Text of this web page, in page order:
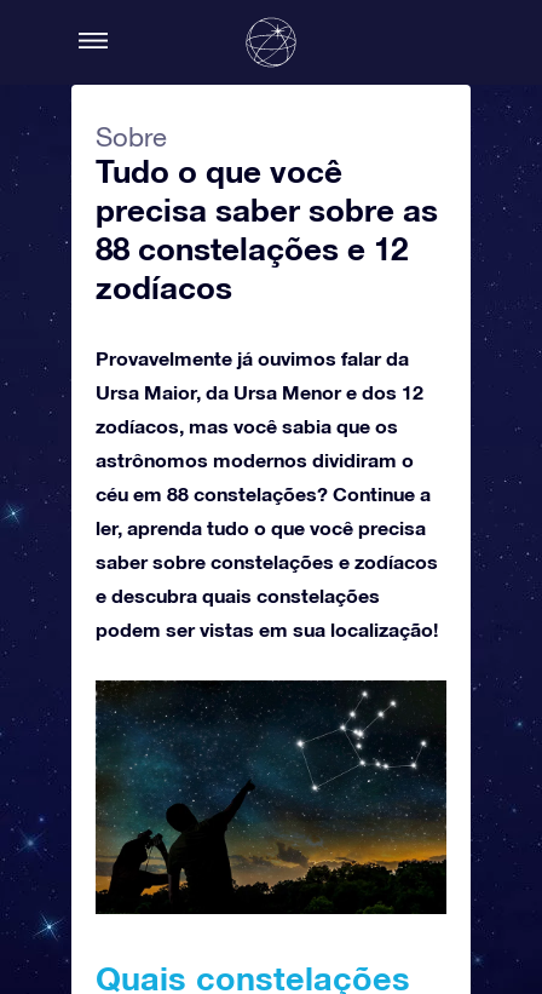
Sobre
Tudo o que você
precisa saber sobre as
88 constelações e 12
zodíacos
Provavelmente já ouvimos falar da
Ursa Maior, da Ursa Menor e dos 12
zodíacos, mas você sabia que os
astrônomos modernos dividiram o
céu em 88 constelações? Continue a
ler, aprenda tudo o que você precisa
saber sobre constelações e zodíacos
e descubra quais constelações
podem ser vistas em sua localização!
Quais constelações